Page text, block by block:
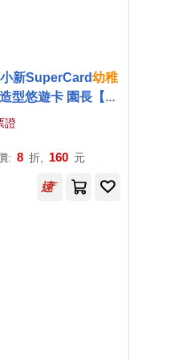
新SuperCard幼稚
型悠遊卡 園長【受
證
: 8 折, 160 元